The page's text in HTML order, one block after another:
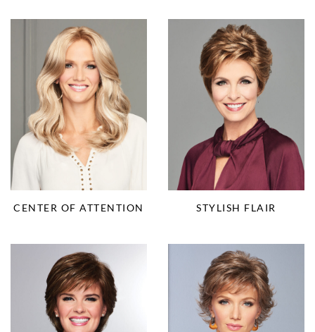
CENTER OF ATTENTION STYLISH FLAIR